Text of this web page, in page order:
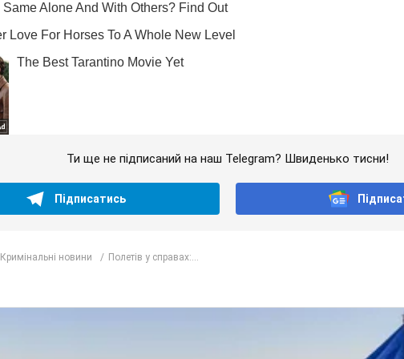
Ти ще не підписаний на наш Telegram? Швиденько тисни!
Підписатись
Кримінальні новини Полетів у справах:...